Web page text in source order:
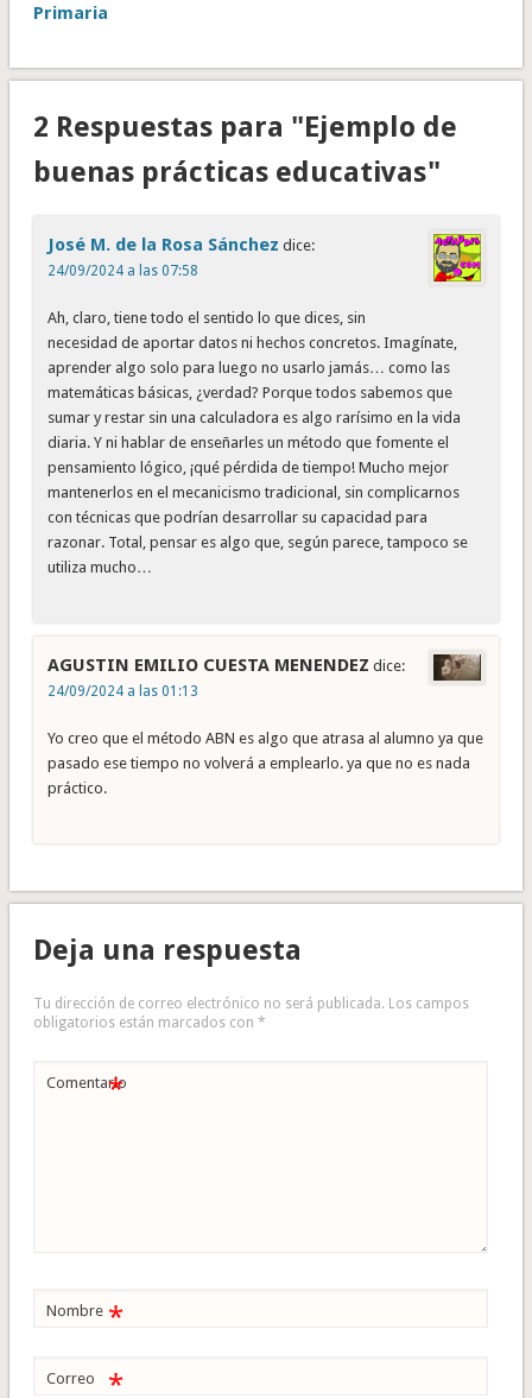
Primaria
2 Respuestas para "Ejemplo de
buenas prácticas educativas"
José M. de la Rosa Sánchez dice:
24/09/2024 a las 07:58
Ah, claro, tiene todo el sentido lo que dices, sin
necesidad de aportar datos ni hechos concretos. Imagínate,
aprender algo solo para luego no usarlo jamás… como las
matemáticas básicas, ¿verdad? Porque todos sabemos que
sumar y restar sin una calculadora es algo rarísimo en la vida
diaria. Y ni hablar de enseñarles un método que fomente el
pensamiento lógico, ¡qué pérdida de tiempo! Mucho mejor
mantenerlos en el mecanicismo tradicional, sin complicarnos
con técnicas que podrían desarrollar su capacidad para
razonar. Total, pensar es algo que, según parece, tampoco se
utiliza mucho…
AGUSTIN EMILIO CUESTA MENENDEZ dice:
24/09/2024 a las 01:13
Yo creo que el método ABN es algo que atrasa al alumno ya que
pasado ese tiempo no volverá a emplearlo. ya que no es nada
práctico.
Deja una respuesta
Tu dirección de correo electrónico no será publicada. Los campos
obligatorios están marcados con *
Comentario
*
Nombre *
Correo *